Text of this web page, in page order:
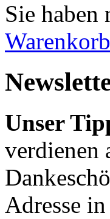
Sie
Unser
verdienen
Adresse